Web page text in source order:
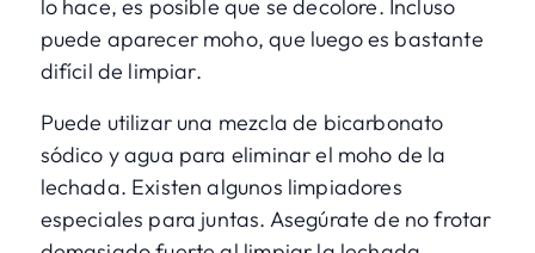
lo hace, es posible que se decolore. Incluso
puede aparecer moho, que luego es bastante
difícil de limpiar.
Puede utilizar una mezcla de bicarbonato
sódico y agua para eliminar el moho de la
lechada. Existen algunos limpiadores
especiales para juntas. Asegúrate de no frotar